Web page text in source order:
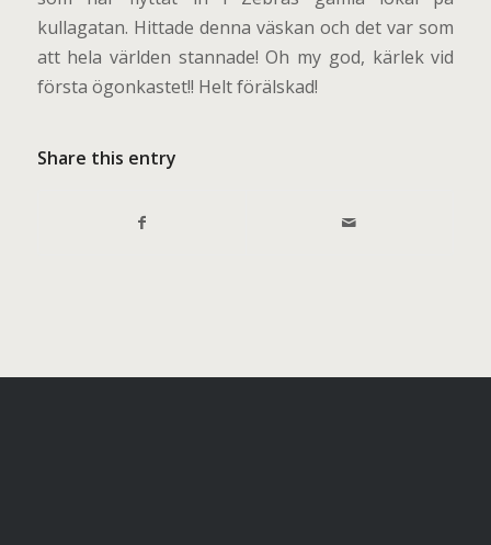
kullagatan. Hittade denna väskan och det var som
att hela världen stannade! Oh my god, kärlek vid
första ögonkastet!! Helt förälskad!
Share this entry